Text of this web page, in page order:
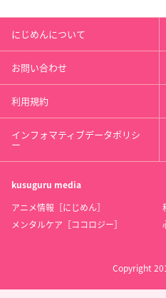
にじめんについて
お問い合わせ
利用規約
インフォマティブデータポリシ
ー
kusuguru media
アニメ情報［にじめん］
メンタルケア［ココロジー］
Copyright